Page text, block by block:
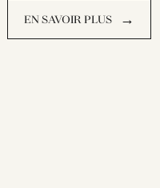
EN SAVOIR PLUS →